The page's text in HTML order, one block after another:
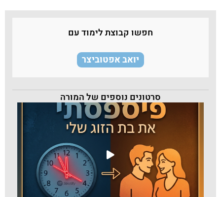
חפשו קבוצת לימוד עם
יואב אפטוביצר
סרטונים נוספים של המורה